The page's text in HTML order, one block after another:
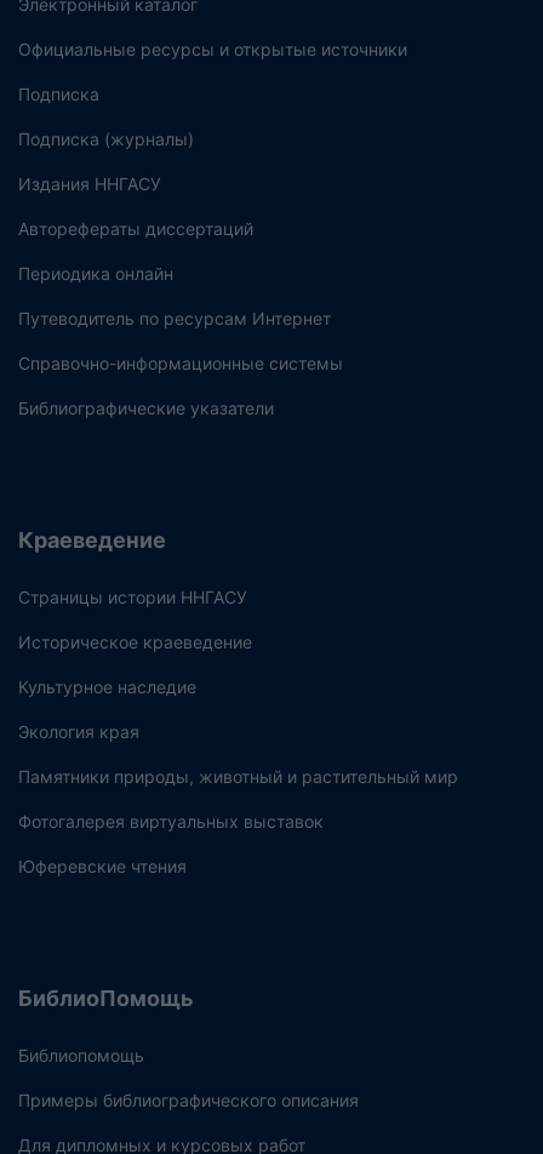
Электронный каталог
Официальные ресурсы и открытые источники
Подписка
Подписка (журналы)
Издания ННГАСУ
Авторефераты диссертаций
Периодика онлайн
Путеводитель по ресурсам Интернет
Справочно-информационные системы
Библиографические указатели
Краеведение
Страницы истории ННГАСУ
Историческое краеведение
Культурное наследие
Экология края
Памятники природы, животный и растительный мир
Фотогалерея виртуальных выставок
Юферевские чтения
БиблиоПомощь
Библиопомощь
Примеры библиографического описания
Для дипломных и курсовых работ